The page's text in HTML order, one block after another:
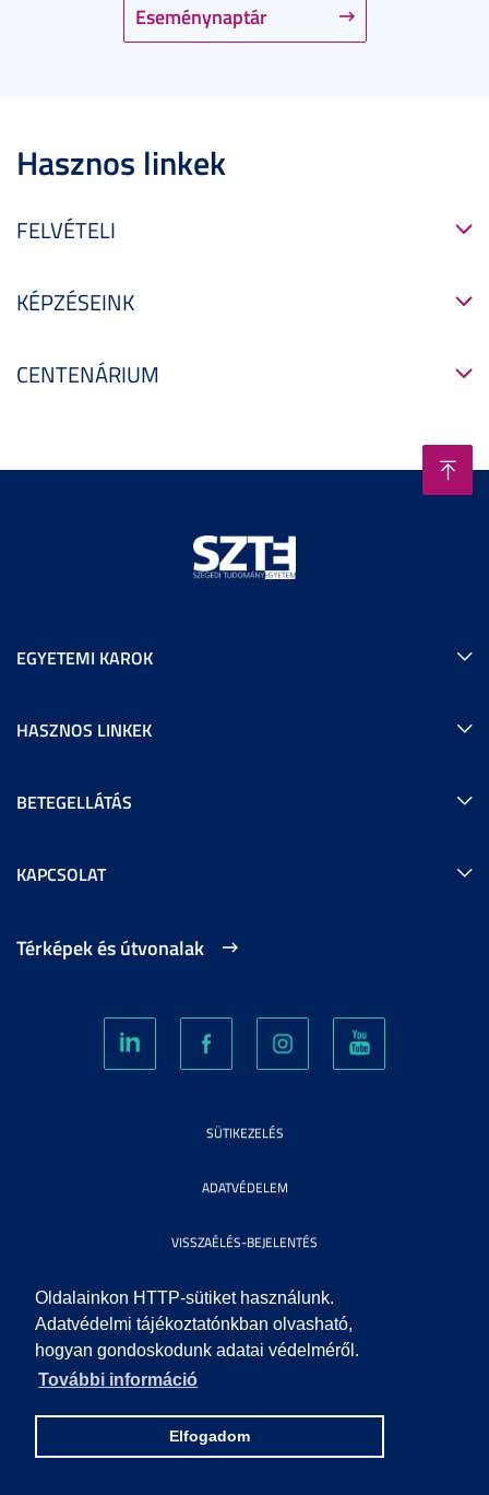
Oldalainkon HTTP-sütiket használunk.
Adatvédelmi tájékoztatónkban olvasható,
hogyan gondoskodunk adatai védelméről.
További információ
Elfogadom
Eseménynaptár
Hasznos linkek
FELVÉTELI
KÉPZÉSEINK
CENTENÁRIUM
EGYETEMI KAROK
HASZNOS LINKEK
BETEGELLÁTÁS
KAPCSOLAT
Térképek és útvonalak
SÜTIKEZELÉS
ADATVÉDELEM
VISSZAÉLÉS-BEJELENTÉS
KÖZÉRDEKŰ ADATOK
IMPRESSZUM